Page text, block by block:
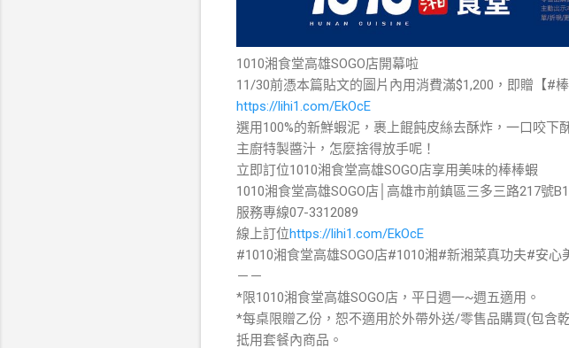
1010湘食堂高雄SOGO店開幕啦
11/30前憑本篇貼文的圖片內用消費滿$1,200，即贈【#
https://lihi1.com/EkOcE
選用100%的新鮮蝦泥，裹上餛飩皮絲去酥炸，一口咬下
主廚特製醬汁，怎麼捨得放手呢！
立即訂位1010湘食堂高雄SOGO店享用美味的棒棒蝦
1010湘食堂高雄SOGO店│高雄市前鎮區三多三路217號B1
服務專線07-3312089
線上訂位https://lihi1.com/EkOcE
#1010湘食堂高雄SOGO店#1010湘#新湘菜真功夫#安
－－
*限1010湘食堂高雄SOGO店，平日週一~週五適用。
*每桌限贈乙份，恕不適用於外帶外送/零售品購買(包含
抵用套餐內商品。